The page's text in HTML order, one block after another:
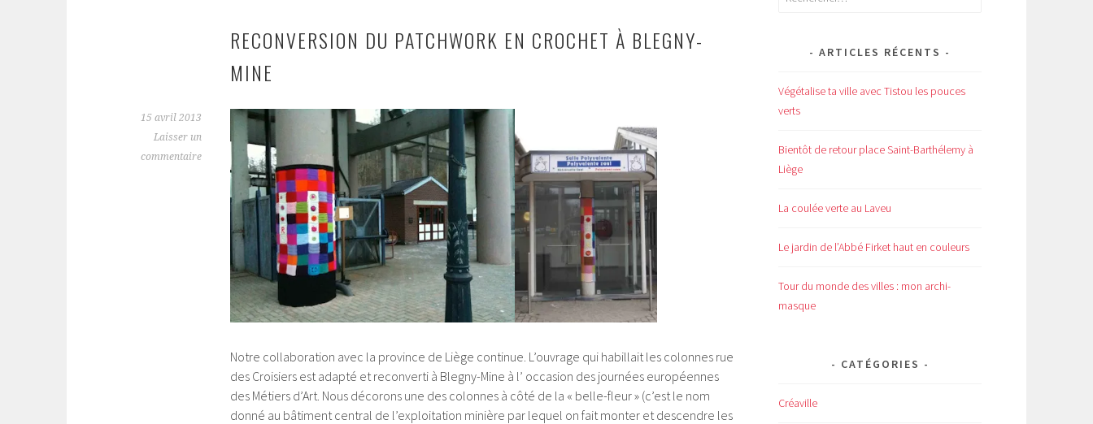
RECONVERSION DU PATCHWORK EN CROCHET À BLEGNY-
MINE
15 avril 2013
Laisser un
commentaire
Notre collaboration avec la province de Liège continue. L’ouvrage qui habillait les colonnes rue
des Croisiers est adapté et reconverti à Blegny-Mine à l’ occasion des journées européennes
des Métiers d’Art. Nous décorons une des colonnes à côté de la « belle-fleur » (c’est le nom
donné au bâtiment central de l’exploitation minière par lequel on fait monter et descendre les
ARTICLES RÉCENTS
Végétalise ta ville avec Tistou les pouces
verts
Bientôt de retour place Saint-Barthélemy à
Liège
La coulée verte au Laveu
Le jardin de l’Abbé Firket haut en couleurs
Tour du monde des villes : mon archi-
masque
CATÉGORIES
Créaville